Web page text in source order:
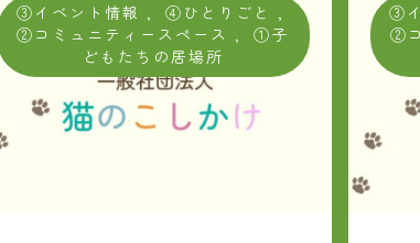
③イベント情報 , ④ひとりごと ,
②コミュニティースペース,
①子
どもたちの居場所
③
②